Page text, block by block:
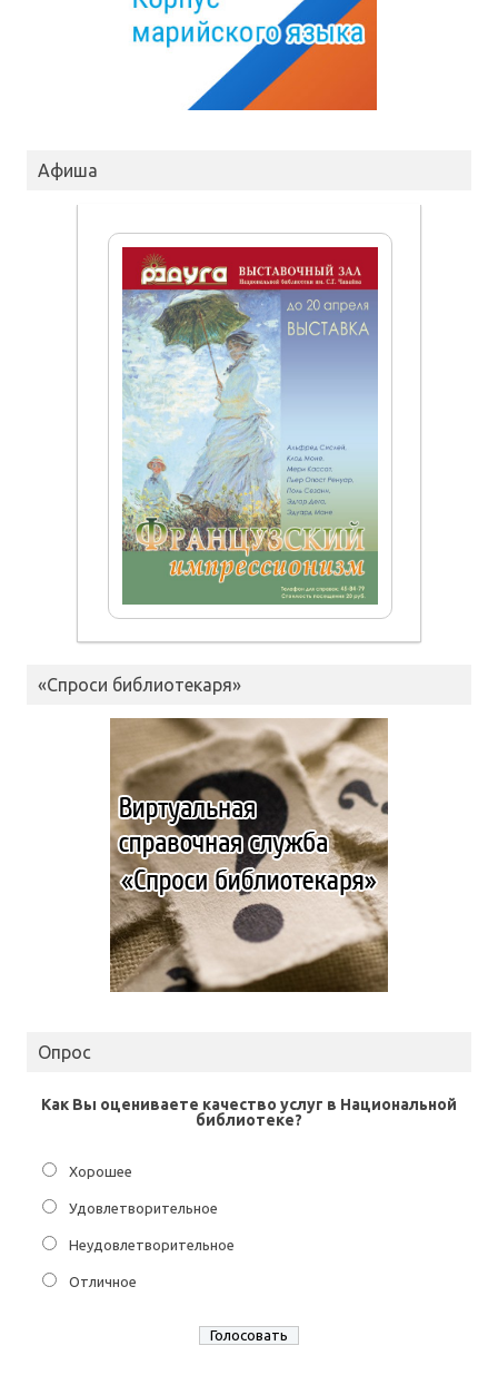
Афиша
«Спроси библиотекаря»
Опрос
Как Вы оцениваете качество услуг в Национальной
библиотеке?
Хорошее
Удовлетворительное
Неудовлетворительное
Отличное